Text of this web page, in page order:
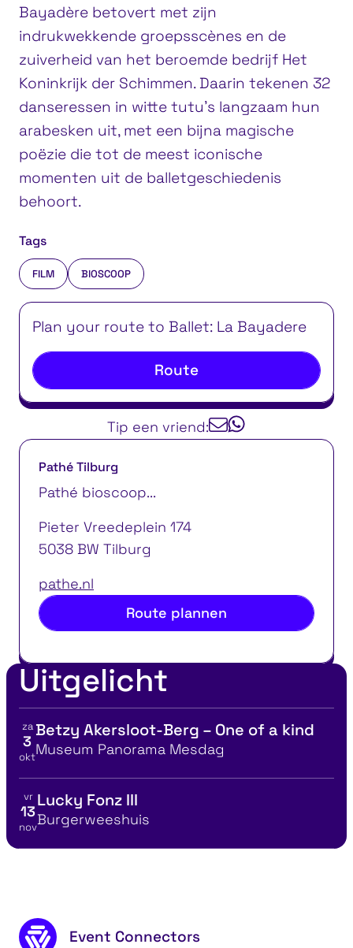
Bayadère betovert met zijn
indrukwekkende groepsscènes en de
zuiverheid van het beroemde bedrijf Het
Koninkrijk der Schimmen. Daarin tekenen 32
danseressen in witte tutu’s langzaam hun
arabesken uit, met een bijna magische
poëzie die tot de meest iconische
momenten uit de balletgeschiedenis
behoort.
Tags
FILM BIOSCOOP
Plan your route to Ballet: La Bayadere
Route
Tip een vriend:
Pathé Tilburg
Pathé bioscoop...
Pieter Vreedeplein 174
5038 BW Tilburg
pathe.nl
Route plannen
Uitgelicht
Bekijk details voor
za
3
okt
Betzy Akersloot-Berg – One of a kind
Locatie
Museum Panorama Mesdag
Bekijk details voor
vr
13
nov
Lucky Fonz III
Locatie
Burgerweeshuis
Footer content
Event Connectors